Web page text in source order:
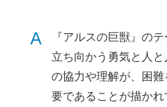
A
『アルスの巨獣』の
立ち向かう勇気と人
の協力や理解が、困
要であることが描かれ